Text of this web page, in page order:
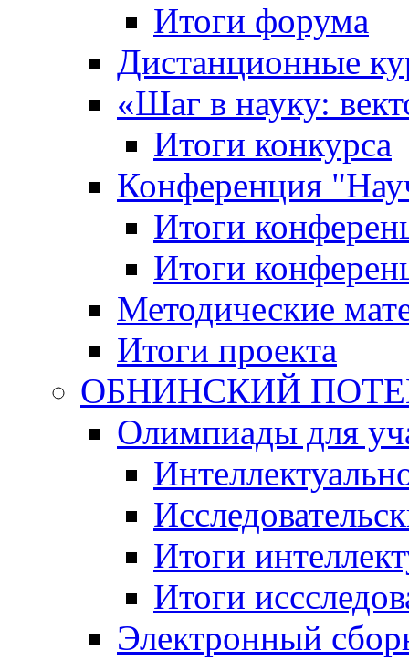
Итоги форума
Дистанционные
«Шаг в науку:
Итоги конкурса
Конференция
Итоги
Итоги
Методические
Итоги проекта
ОБНИНСКИЙ
Олимпиады для
Итоги
Итоги
Электронный